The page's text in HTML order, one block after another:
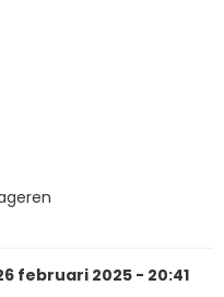
februari 2025 - 20:41